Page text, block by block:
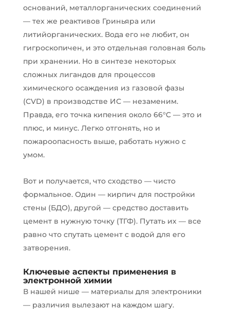
оснований, металлорганических соединений
— тех же реактивов Гриньяра или
литийорганических. Вода его не любит, он
гигроскопичен, и это отдельная головная боль
при хранении. Но в синтезе некоторых
сложных лигандов для процессов
химического осаждения из газовой фазы
(CVD) в производстве ИС — незаменим.
Правда, его точка кипения около 66°C — это и
плюс, и минус. Легко отгонять, но и
пожароопасность выше, работать нужно с
умом.
Вот и получается, что сходство — чисто
формальное. Один — кирпич для постройки
стены (БДО), другой — средство доставить
цемент в нужную точку (ТГФ). Путать их — все
равно что спутать цемент с водой для его
затворения.
Ключевые аспекты применения в
электронной химии
В нашей нише — материалы для электроники
— различия вылезают на каждом шагу.